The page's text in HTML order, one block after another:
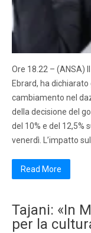
Ore 18.22 – (ANSA)
Ebrard, ha
cambiamento nel
della decisione del
del 10% e del 12,5%
venerdì. L’impatto
Read More
Tajani: «In
per la